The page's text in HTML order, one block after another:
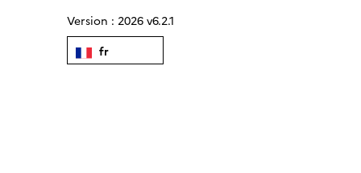
Version : 2026 v6.2.1
fr